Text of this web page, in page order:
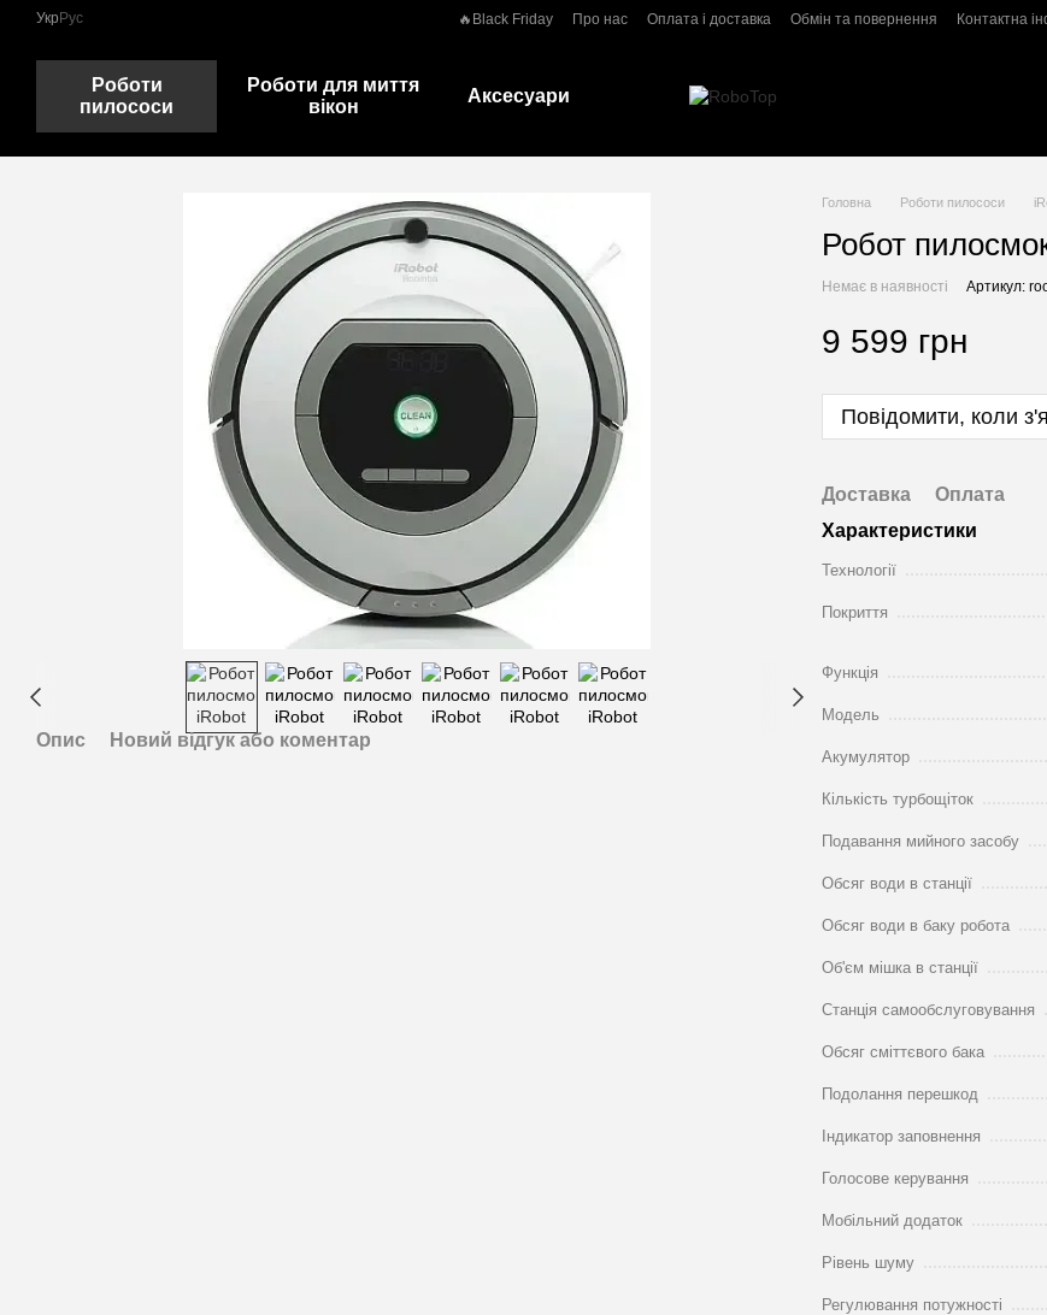
Перейти до основного контенту
Укр Рус 🔥Black Friday Про нас Оплата і доставка Обмін та повернення Контактна
Роботи
пилососи
Роботи для миття
вікон
Аксесуари
Опис Новий відгук або коментар
Головна Роботи пилососи
Робот
Немає в наявності Артикул:
9 599 грн
Повідомити, коли
Доставка
Оплата
Характеристики
Технології
Покриття
Функція
Модель
Акумулятор
Кількість турбощіток
Подавання мийного засобу
Обсяг води в станції
Обсяг води в баку робота
Об'єм мішка в станції
Станція самообслуговування
Обсяг сміттєвого бака
Подолання перешкод
Індикатор заповнення
Голосове керування
Мобільний додаток
Рівень шуму
Регулювання потужності